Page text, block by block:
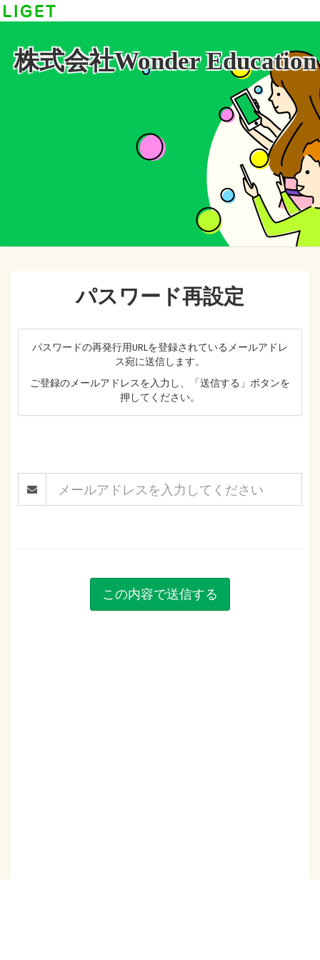
株式会社Wonder Education
パスワード再設定
パスワードの再発行用URLを登録されているメールアドレ
ス宛に送信します。
ご登録のメールアドレスを入力し、「送信する」ボタンを
押してください。
この内容で送信する